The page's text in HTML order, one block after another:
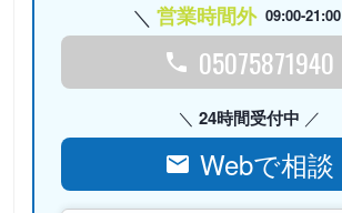
営業時間外 09:00-21:00
05075871940
24時間受付中
Webで相談